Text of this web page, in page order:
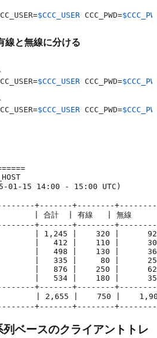
$CCC_USER CCC_PWD=
線と無線に分ける
$CCC_USER CCC_PWD=
$CCC_USER CCC_PWD=
01-15 14:00 - 15:00 UTC)
+-------+--------
| 合計  | 有線   | 無線     |
+-------+--------
| 1,245 |    320 |
|   412 |    110 |
|   498 |    130 |
|   335 |     80 |
|   876 |    250 |
|   534 |    180 |
+-------+--------
| 2,655 |    750 |
ベースのクライアントトレ